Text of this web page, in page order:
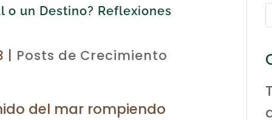
o un Destino? Reflexiones
Posts de Crecimiento
del mar rompiendo